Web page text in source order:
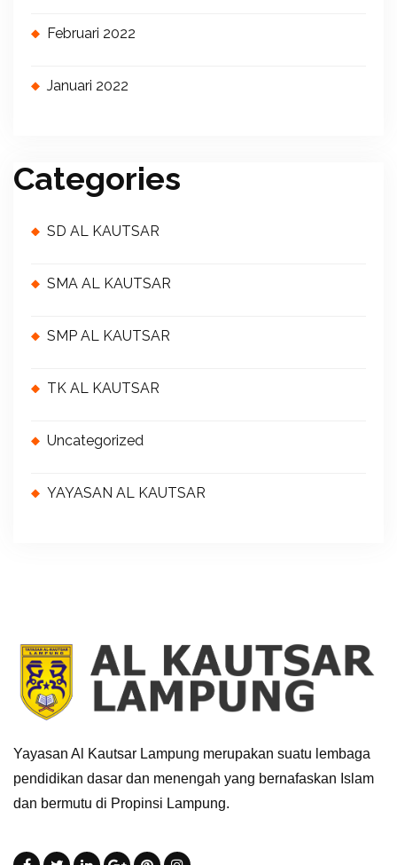
Februari 2022
Januari 2022
Categories
SD AL KAUTSAR
SMA AL KAUTSAR
SMP AL KAUTSAR
TK AL KAUTSAR
Uncategorized
YAYASAN AL KAUTSAR
Yayasan Al Kautsar Lampung merupakan suatu lembaga
pendidikan dasar dan menengah yang bernafaskan Islam
dan bermutu di Propinsi Lampung.